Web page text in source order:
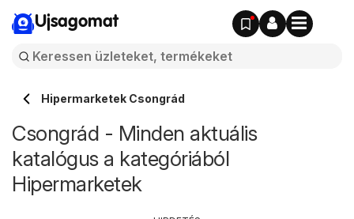
Ujsagomat
Hipermarketek Csongrád
Csongrád - Minden aktuális
katalógus a kategóriából
Hipermarketek